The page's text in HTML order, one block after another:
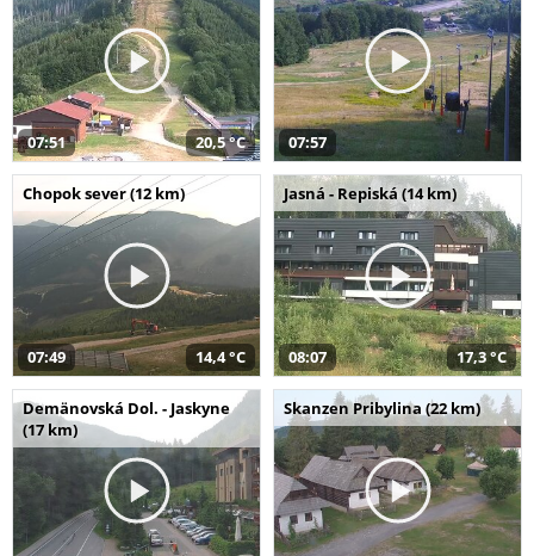
07:51 20,5 °C 07:57
Chopok sever (12 km)
07:49 14,4 °C
Jasná - Repiská (14 km)
08:07 17,3 °C
Demänovská Dol. - Jaskyne
(17 km)
Skanzen Pribylina (22 km)